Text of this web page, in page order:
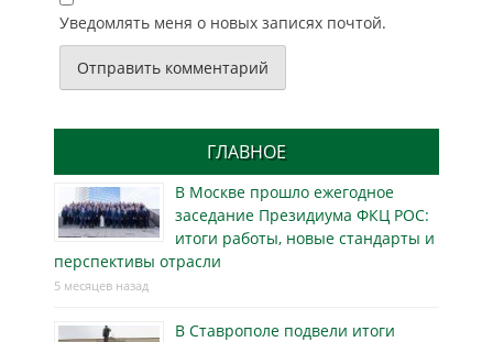
Уведомлять меня о новых записях почтой.
ГЛАВНОЕ
В Москве прошло ежегодное
заседание Президиума ФКЦ РОС:
итоги работы, новые стандарты и
перспективы отрасли
5 месяцев назад
В Ставрополе подвели итоги